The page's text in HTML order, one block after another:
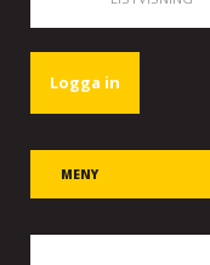
Logga in
MENY